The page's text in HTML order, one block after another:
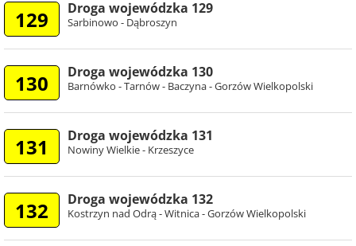
129 Droga wojewódzka 129
Sarbinowo - Dąbroszyn
130 Droga wojewódzka 130
Barnówko - Tarnów - Baczyna - Gorzów Wielkopolski
131 Droga wojewódzka 131
Nowiny Wielkie - Krzeszyce
132 Droga wojewódzka 132
Kostrzyn nad Odrą - Witnica - Gorzów Wielkopolski